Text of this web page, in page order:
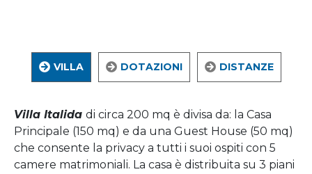
VILLA DOTAZIONI DISTANZE
Villa Italida di circa 200 mq è divisa da: la Casa
Principale (150 mq) e da una Guest House (50 mq)
che consente la privacy a tutti i suoi ospiti con 5
camere matrimoniali. La casa è distribuita su 3 piani